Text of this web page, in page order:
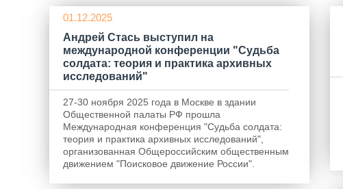
01.12.2025
Андрей Стась выступил на
международной конференции "Судьба
солдата: теория и практика архивных
исследований"
27-30 ноября 2025 года в Москве в здании
Общественной палаты РФ прошла
Международная конференция "Судьба солдата:
теория и практика архивных исследований",
организованная Общероссийским общественным
движением "Поисковое движение России".